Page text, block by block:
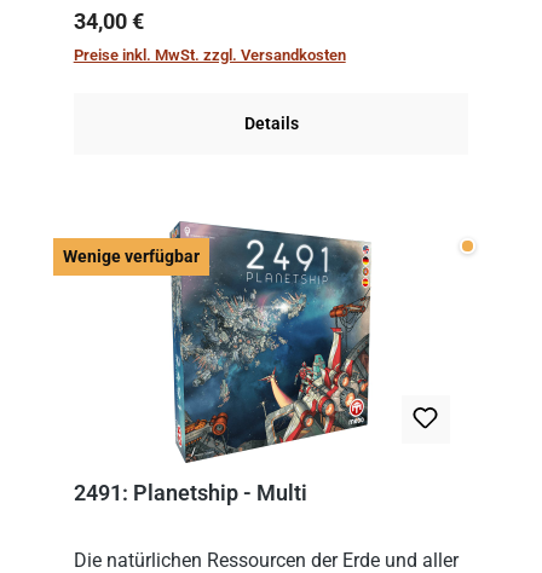
einfachen Regeln. Um es zu spielen, muss es
immer mit einem Themenset ergänzt werden.
Regulärer Preis:
34,00 €
Preise inkl. MwSt. zzgl. Versandkosten
Details
Wenige verfügbar Wenige
2491: Planetship - Multi
Die natürlichen Ressourcen der Erde und aller